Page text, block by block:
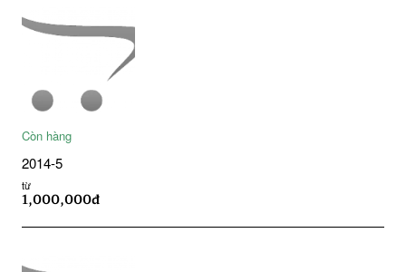
Còn hàng
2014-5
từ
1,000,000đ